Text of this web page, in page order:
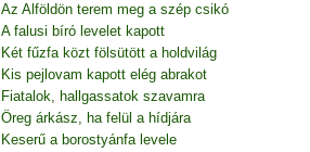
Az Alföldön terem meg a szép csikó
A falusi bíró levelet kapott
Két fűzfa közt fölsütött a holdvilág
Kis pejlovam kapott elég abrakot
Fiatalok, hallgassatok szavamra
Öreg árkász, ha felül a hídjára
Keserű a borostyánfa levele